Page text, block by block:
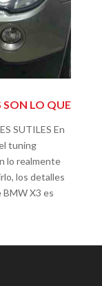
LO QUE
SUTILES En
tuning
lo realmente
los detalles
X3 es